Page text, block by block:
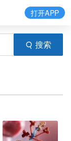
搜索
打开APP
新!